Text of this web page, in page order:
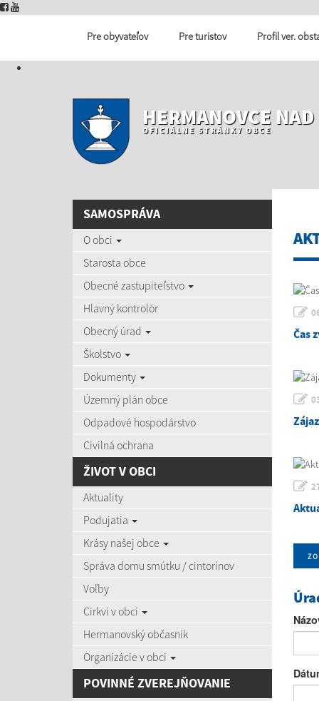
Pre obyvateľov Pre turistov Profil ver.
HERMANOVCE
OFICIÁLNE STRÁNKY OBCE
SAMOSPRÁVA
O obci
Starosta obce
Obecné zastupiteľstvo
Hlavný kontrolór
Obecný úrad
Školstvo
Dokumenty
Územný plán obce
Odpadové hospodárstvo
Civilná ochrana
ŽIVOT V OBCI
Aktuality
Podujatia
Krásy našej obce
Správa domu smútku / cintorínov
Voľby
Cirkvi v obci
Hermanovský občasník
Organizácie v obci
POVINNÉ ZVEREJŇOVANIE
Čas